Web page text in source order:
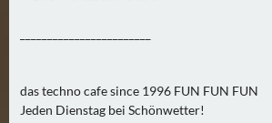
Ä
H
S
das techno cafe since 1996 FUN FUN FUN
Jeden Dienstag bei Schönwetter!